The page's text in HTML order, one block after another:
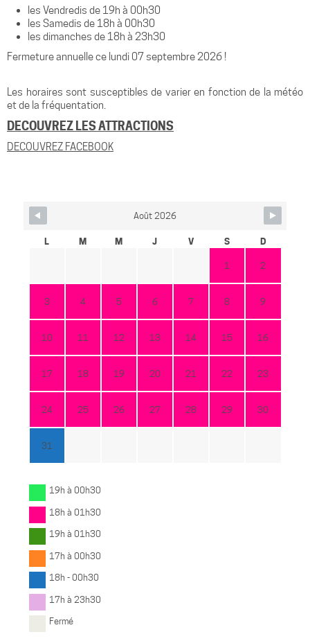
les Vendredis de 19h à 00h30
les Samedis de 18h à 00h30
les dimanches de 18h à 23h30
Fermeture annuelle ce lundi 07 septembre 2026 !
Les horaires sont susceptibles de varier en fonction de la météo
et de la fréquentation.
DECOUVREZ LES ATTRACTIONS
DECOUVREZ FACEBOOK
Août 2026
L M M J V S D
1 2
3 4 5 6 7 8 9
10 11 12 13 14 15 16
17 18 19 20 21 22 23
24 25 26 27 28 29 30
31
19h à 00h30
18h à 01h30
19h à 01h30
17h à 00h30
18h - 00h30
17h à 23h30
Fermé